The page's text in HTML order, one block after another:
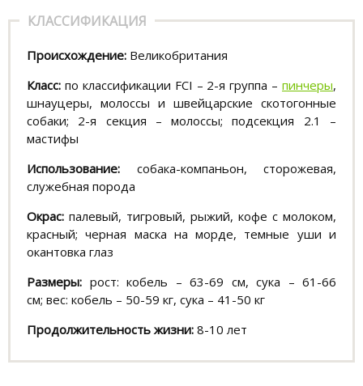
КЛАССИФИКАЦИЯ
Происхождение: Великобритания
Класс: по классификации FCI – 2-я группа – пинчеры,
шнауцеры, молоссы и швейцарские скотогонные
собаки; 2-я секция – молоссы; подсекция 2.1 –
мастифы
Использование: собака-компаньон, сторожевая,
служебная порода
Окрас: палевый, тигровый, рыжий, кофе с молоком,
красный; черная маска на морде, темные уши и
окантовка глаз
Размеры: рост: кобель – 63-69 см, сука – 61-66
см; вес: кобель – 50-59 кг, сука – 41-50 кг
Продолжительность жизни: 8-10 лет